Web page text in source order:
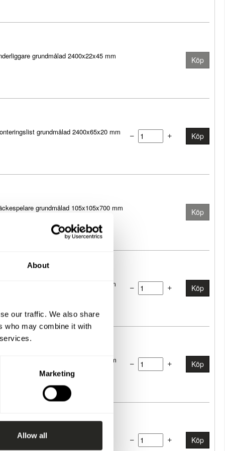
About
our traffic. We also share
who may combine it with
Marketing
Allow all
grundmålad 2400x22x45 mm Köp
grundmålad 2400x65x20 mm Köp
grundmålad 105x105x700 mm Köp
grundmålad 66x66x900 mm Köp
grundmålad 2400x140x45 mm Köp
- Fransk Skruv Köp